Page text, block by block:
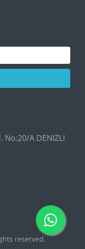
A DENIZLI
reserved.